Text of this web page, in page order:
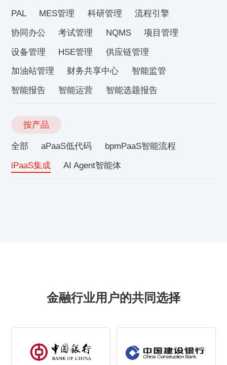
PAL
MES管理 科研管理
流程引擎
协同办公
考试管理 NQMS
项目管理
设备管理
HSE管理
供应链管理
加油站管理
财务共享中心
智能监管
智能报告
智能运营 智能选题报告
按产品
全部 aPaaS低代码
bpmPaaS智能流程
iPaaS集成
AI Agent智能体
金融行业用户的共同选择